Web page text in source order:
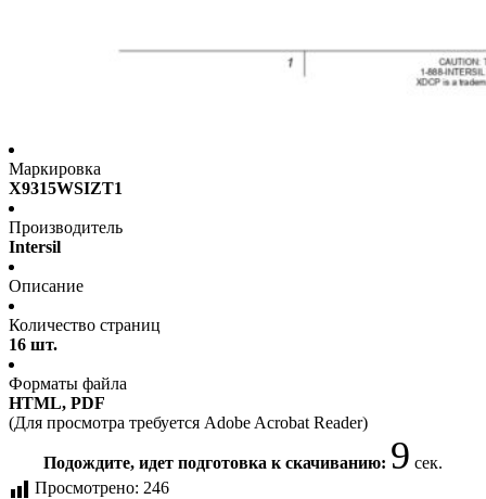
Маркировка
X9315WSIZT1
Производитель
Intersil
Описание
Количество страниц
16 шт.
Форматы файла
HTML, PDF
(Для просмотра требуется Adobe Acrobat Reader)
Подождите, идет подготовка к скачиванию: 9 сек.
Просмотрено: 246